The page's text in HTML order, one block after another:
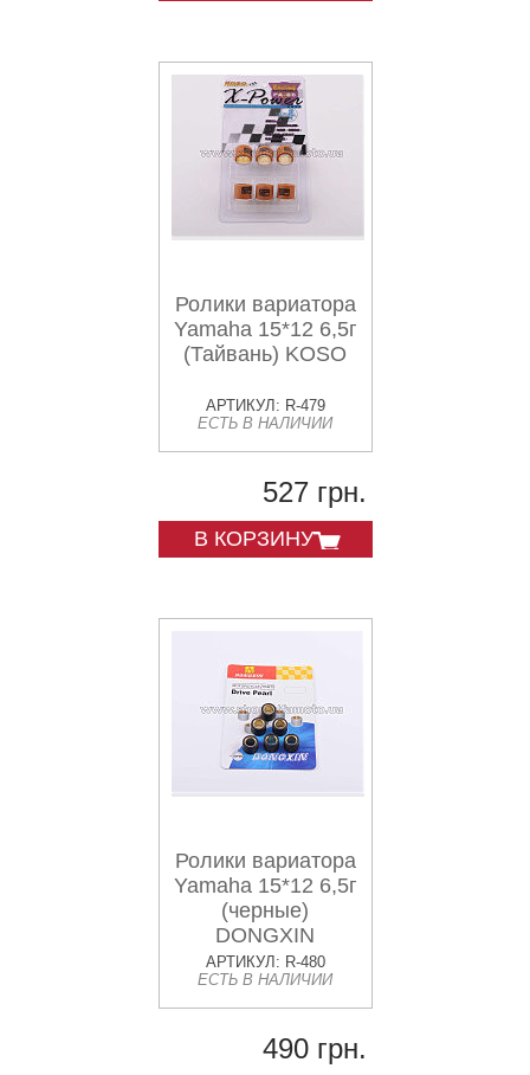
Ролики вариатора
Yamaha 15*12 6,5г
(Тайвань) KOSO
АРТИКУЛ: R-479
ЕСТЬ В НАЛИЧИИ
527 грн.
В КОРЗИНУ
Ролики вариатора
Yamaha 15*12 6,5г
(черные)
DONGXIN
АРТИКУЛ: R-480
ЕСТЬ В НАЛИЧИИ
490 грн.